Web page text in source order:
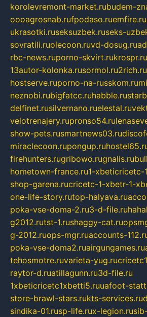
korolevremont-market.rubudem-
oooagrosnab.rufpodaso.ruemfire.ru
ukrasotki.ruseksuzbek.ruseks-
sovratili.ruolecoon.ruvd-dosug.ru
rbc-news.ruporno-skvirt.rukrospr.ru
13autor-kolonka.rusormol.ru2rich.ru
hostserve.ruporno-na-russkom.ru
neznobi.rubigfatcc.ruhabble.ru
delfinet.rusilvernano.ruelestal.ru
velotrenajery.rupronso54.ru
show-pets.rusmartnews03.ru
miraclecoon.rupongup.ru
firehunters.rugribowo.rugnalis.ru
hometown-france.ru1-xbeticricetc-
shop-garena.rucricetc-1-xbetr-1-
one-life-story.rutop-halyava.ru
poka-vse-doma-2.ru3-d-file.ru
g2012.rutst-1.rushaggy-cat.ru
g-2012.ruops-mgr.ruaccounts-
poka-vse-doma2.ruairgungames.ru
tehosmotre.ruvarieta-yug.ru
raytor-d.ruatillagunn.ru3d-file.ru
1xbeticricetc1xbetti5.ruuafoot-
store-brawl-stars.rukts-services.ru
sindika-01.rusp-life.rux-legion.ru